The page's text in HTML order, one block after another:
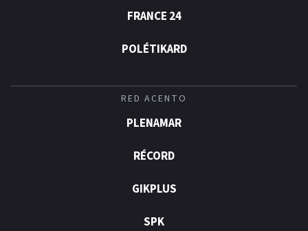
FRANCE 24
POLÉTIKARD
RED ACENTO
PLENAMAR
RÉCORD
GIKPLUS
SPK